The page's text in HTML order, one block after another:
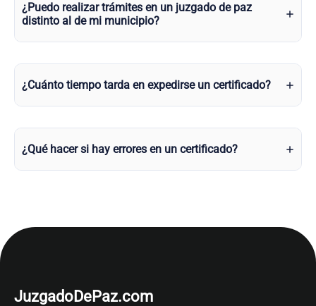
¿Puedo realizar trámites en un juzgado de paz
distinto al de mi municipio?
¿Cuánto tiempo tarda en expedirse un certificado?
¿Qué hacer si hay errores en un certificado?
JuzgadoDePaz.com